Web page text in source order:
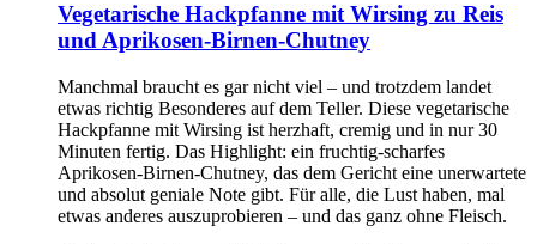
Vegetarische Hackpfanne mit Wirsing zu Reis
und Aprikosen-Birnen-Chutney
Manchmal braucht es gar nicht viel – und trotzdem landet
etwas richtig Besonderes auf dem Teller. Diese vegetarische
Hackpfanne mit Wirsing ist herzhaft, cremig und in nur 30
Minuten fertig. Das Highlight: ein fruchtig-scharfes
Aprikosen-Birnen-Chutney, das dem Gericht eine unerwartete
und absolut geniale Note gibt. Für alle, die Lust haben, mal
etwas anderes auszuprobieren – und das ganz ohne Fleisch.